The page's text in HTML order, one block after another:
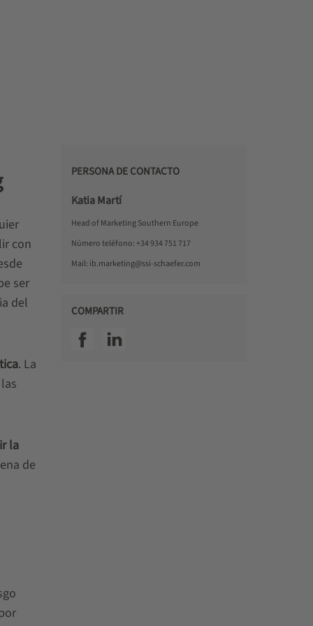
con
ser
del
. La
la
de
PERSONA DE CONTACTO
Katia Martí
Head of Marketing Southern Europe
Número teléfono: +34 934 751 717
Mail: ib.marketing@ssi-schaefer.com
COMPARTIR
SSI facebookSSI linkedin